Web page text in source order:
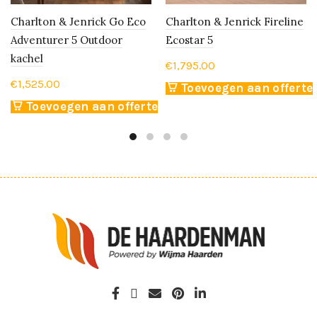
Charlton & Jenrick Go Eco
Adventurer 5 Outdoor
kachel
€1,525.00
Toevoegen aan offerte
Charlton & Jenrick Fireline
Ecostar 5
€1,795.00
Toevoegen aan offerte